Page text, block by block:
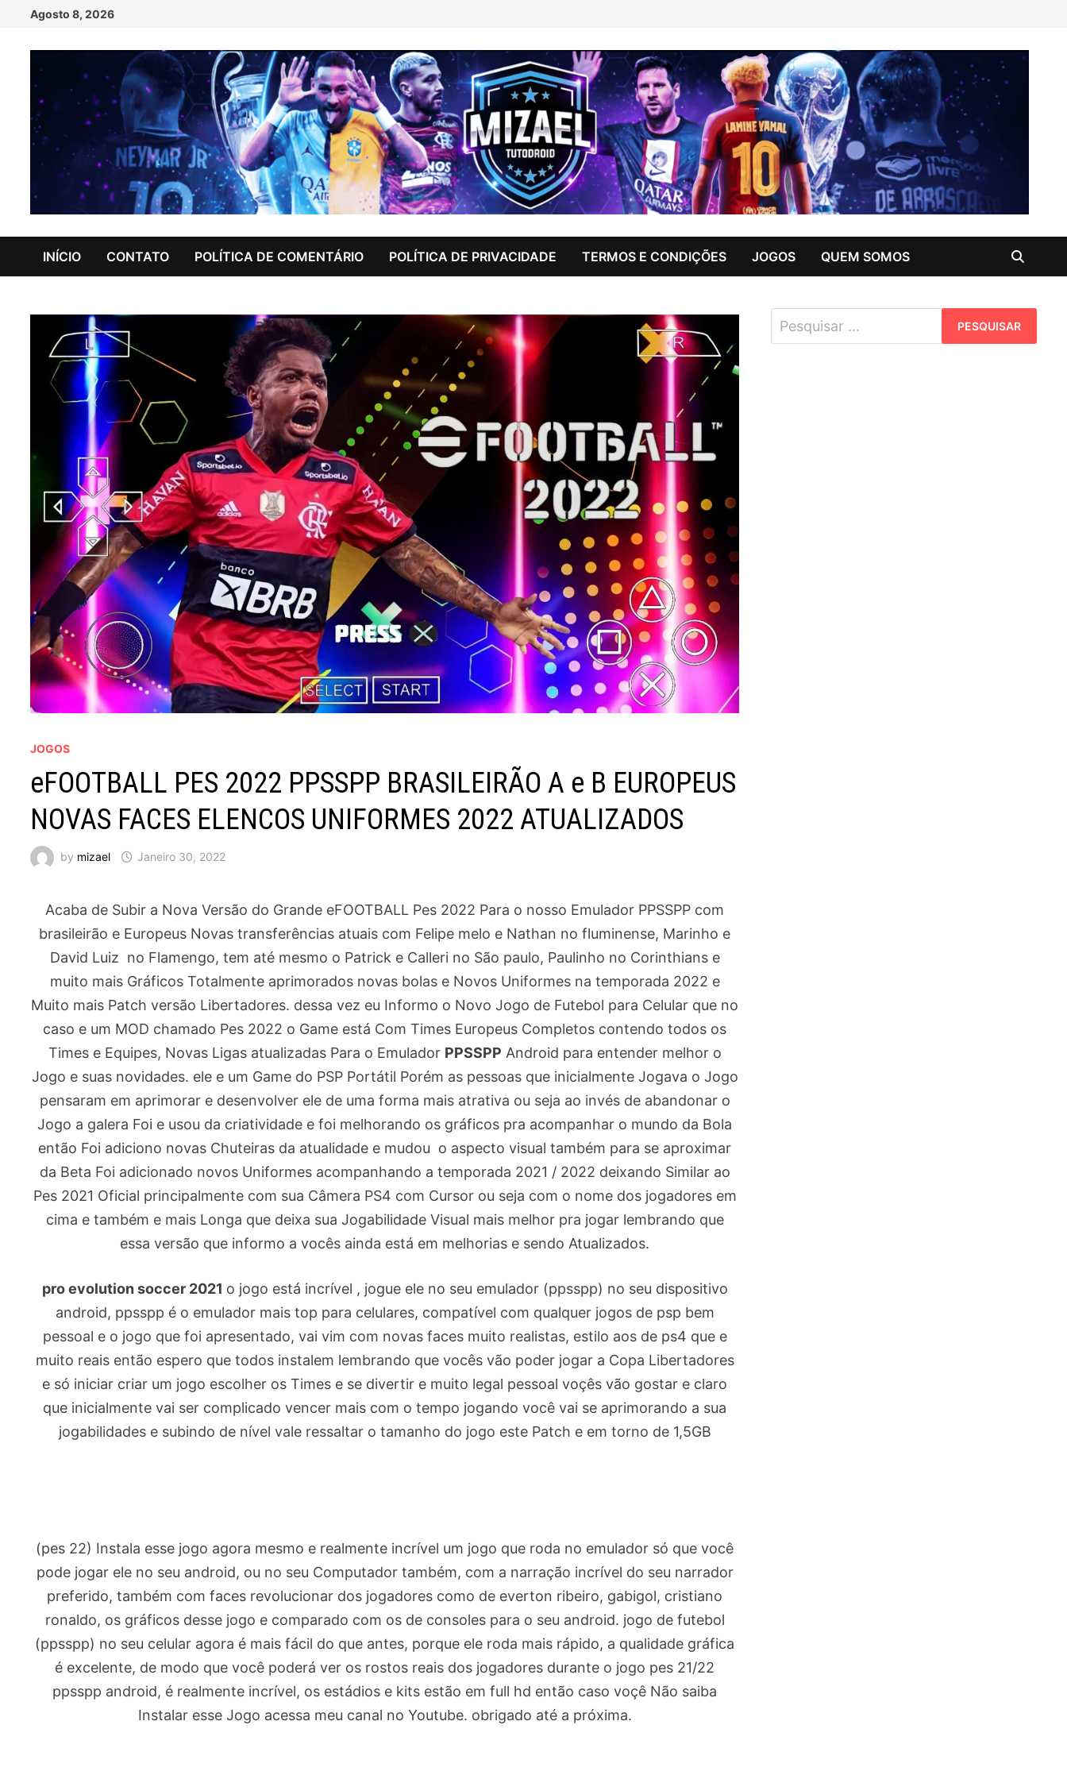
content
Agosto 8, 2026
INÍCIO CONTATO POLÍTICA DE COMENTÁRIO POLÍTICA DE PRIVACIDADE TERMOS E CONDIÇÕES JOGOS QUEM SOMOS
JOGOS
eFOOTBALL PES 2022 PPSSPP BRASILEIRÃO A e B EUROPEUS
NOVAS FACES ELENCOS UNIFORMES 2022 ATUALIZADOS
by mizael Janeiro 30, 2022
Acaba de Subir a Nova Versão do Grande eFOOTBALL Pes 2022 Para o nosso Emulador PPSSPP com
brasileirão e Europeus Novas transferências atuais com Felipe melo e Nathan no fluminense, Marinho e
David Luiz no Flamengo, tem até mesmo o Patrick e Calleri no São paulo, Paulinho no Corinthians e
muito mais Gráficos Totalmente aprimorados novas bolas e Novos Uniformes na temporada 2022 e
Muito mais Patch versão Libertadores. dessa vez eu Informo o Novo Jogo de Futebol para Celular que no
caso e um MOD chamado Pes 2022 o Game está Com Times Europeus Completos contendo todos os
Times e Equipes, Novas Ligas atualizadas Para o Emulador PPSSPP Android para entender melhor o
Jogo e suas novidades. ele e um Game do PSP Portátil Porém as pessoas que inicialmente Jogava o Jogo
pensaram em aprimorar e desenvolver ele de uma forma mais atrativa ou seja ao invés de abandonar o
Jogo a galera Foi e usou da criatividade e foi melhorando os gráficos pra acompanhar o mundo da Bola
então Foi adiciono novas Chuteiras da atualidade e mudou o aspecto visual também para se aproximar
da Beta Foi adicionado novos Uniformes acompanhando a temporada 2021 / 2022 deixando Similar ao
Pes 2021 Oficial principalmente com sua Câmera PS4 com Cursor ou seja com o nome dos jogadores em
cima e também e mais Longa que deixa sua Jogabilidade Visual mais melhor pra jogar lembrando que
essa versão que informo a vocês ainda está em melhorias e sendo Atualizados.
pro evolution soccer 2021 o jogo está incrível , jogue ele no seu emulador (ppsspp) no seu dispositivo
android, ppsspp é o emulador mais top para celulares, compatível com qualquer jogos de psp bem
pessoal e o jogo que foi apresentado, vai vim com novas faces muito realistas, estilo aos de ps4 que e
muito reais então espero que todos instalem lembrando que vocês vão poder jogar a Copa Libertadores
e só iniciar criar um jogo escolher os Times e se divertir e muito legal pessoal voçês vão gostar e claro
que inicialmente vai ser complicado vencer mais com o tempo jogando você vai se aprimorando a sua
jogabilidades e subindo de nível vale ressaltar o tamanho do jogo este Patch e em torno de 1,5GB
(pes 22) Instala esse jogo agora mesmo e realmente incrível um jogo que roda no emulador só que você
pode jogar ele no seu android, ou no seu Computador também, com a narração incrível do seu narrador
preferido, também com faces revolucionar dos jogadores como de everton ribeiro, gabigol, cristiano
ronaldo, os gráficos desse jogo e comparado com os de consoles para o seu android. jogo de futebol
(ppsspp) no seu celular agora é mais fácil do que antes, porque ele roda mais rápido, a qualidade gráfica
é excelente, de modo que você poderá ver os rostos reais dos jogadores durante o jogo pes 21/22
ppsspp android, é realmente incrível, os estádios e kits estão em full hd então caso voçê Não saiba
Instalar esse Jogo acessa meu canal no Youtube. obrigado até a próxima.
Pesquisar
por: